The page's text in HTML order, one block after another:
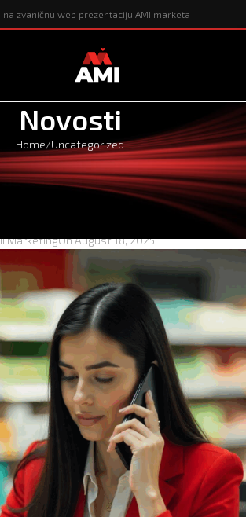
zvaničnu web prezentaciju AMI marketa
Novosti
Home Uncategorized
UNCATEGORIZED
Poslovođa marketa
MarketingOn August 18, 2025